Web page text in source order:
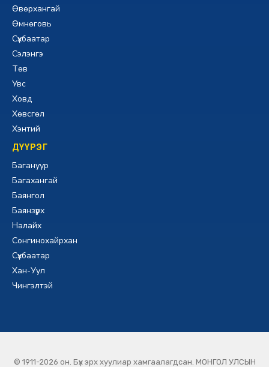
Өвөрхангай
Өмнөговь
Сүхбаатар
Сэлэнгэ
Төв
Увс
Ховд
Хөвсгөл
Хэнтий
ДҮҮРЭГ
Багануур
Багахангай
Баянгол
Баянзүрх
Налайх
Сонгинохайрхан
Сүхбаатар
Хан-Уул
Чингэлтэй
© 1911-2026 он. Бүх эрх хуулиар хамгаалагдсан. МОНГОЛ УЛСЫН